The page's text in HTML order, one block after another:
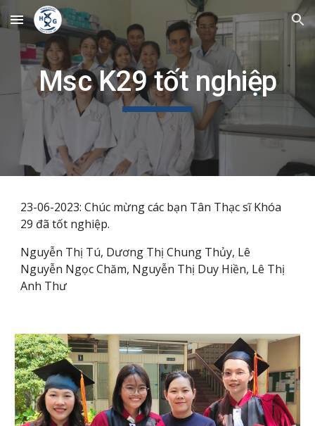
Skip to main content Skip to navigation
Msc K29 tốt nghiệp
23-06-2023: Chúc mừng các bạn Tân Thạc sĩ Khóa
29 đã tốt nghiệp.
Nguyễn Thị Tú, Dương Thị Chung Thủy, Lê
Nguyễn Ngọc Chăm, Nguyễn Thị Duy Hiền, Lê Thị
Anh Thư